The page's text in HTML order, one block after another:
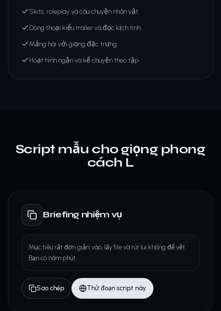
Skits, roleplay và câu chuyện nhân vật
Dòng thoại kiểu trailer và đọc kịch tính
Mảng hài với giọng đặc trưng
Hoạt hình ngắn và kể chuyện theo tập
Script mẫu cho giọng phong
cách L
Briefing nhiệm vụ
Mục tiêu rất đơn giản: vào, lấy file và rút lui không để vết.
Bạn có năm phút.
Sao chép Thử đoạn script này